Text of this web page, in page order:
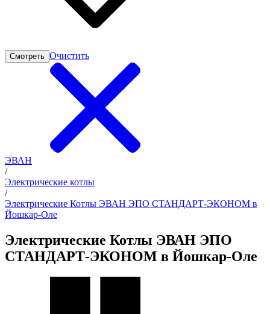
Смотреть Очистить
ЭВАН
/
Электрические котлы
/
Электрические Котлы ЭВАН ЭПО СТАНДАРТ-ЭКОНОМ в
Йошкар-Оле
Электрические Котлы ЭВАН ЭПО
СТАНДАРТ-ЭКОНОМ в Йошкар-Оле